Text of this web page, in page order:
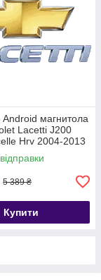
магнитола
Lacetti J200
Hrv 2004-2013
5 389 ₴
Купити